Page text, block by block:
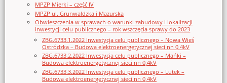
MPZP Mierki – część IV
MPZP ul. Grunwaldzka i Mazurska
Obwieszczenia w sprawach o warunki zabudowy i lokalizacji
inwestycji celu publicznego – rok wszczęcia sprawy do 2023
ZBG.6733.1.2022 Inwestycja celu publicznego – Nowa Wieś
Ostródzka – Budowa elektroenergetycznej sieci nn 0,4kV
ZBG.6733.2.2022 Inwestycja celu publicznego – Mańki –
Budowa elektroenergetycznej sieci nn 0,4kV
ZBG.6733.3.2022 Inwestycja celu publicznego – Lutek –
Budowa elektroenergetycznej sieci nn 0,4kV